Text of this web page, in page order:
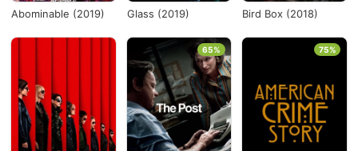
Abominable (2019) Glass (2019) Bird Box (2018)
65% 75%